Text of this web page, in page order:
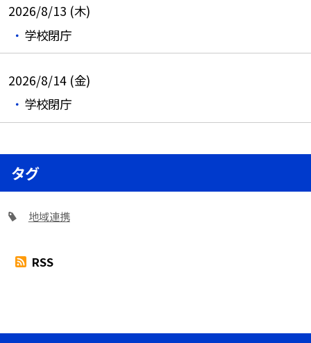
2026/8/13 (木)
学校閉庁
2026/8/14 (金)
学校閉庁
タグ
地域連携
RSS